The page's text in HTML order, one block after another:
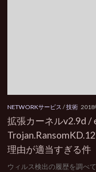
NETWORKサービス /技術 2018
拡張カーネルv2.9d /
理由が適当すぎる件
ウィルス検出の履歴を調べ